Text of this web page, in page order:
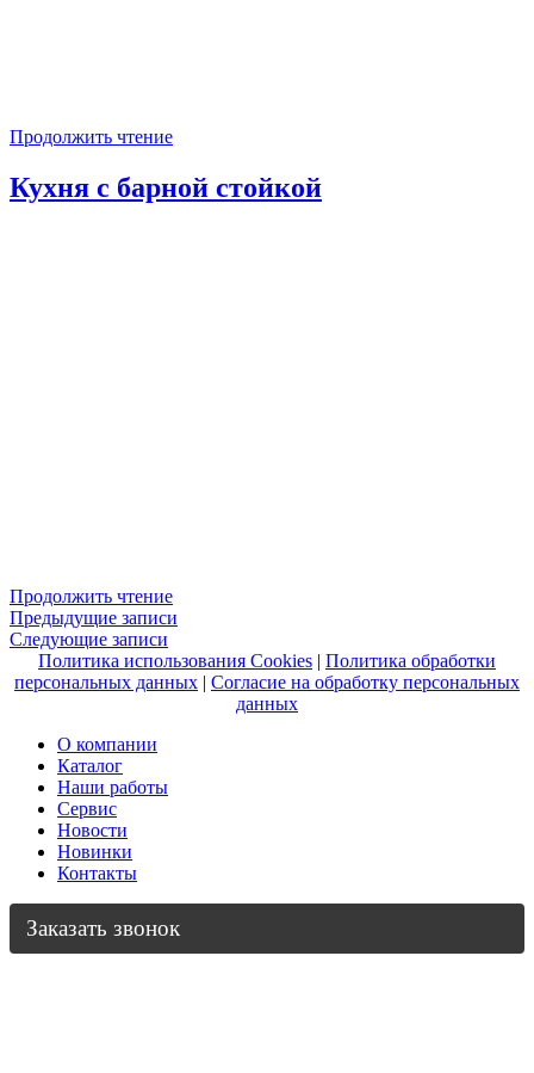
Продолжить чтение
Кухня с барной стойкой
Продолжить чтение
Навигация
по
записям
Предыдущие записи
Следующие записи
Политика использования Cookies | Политика обработки
персональных данных | Согласие на обработку персональных
данных
О компании
Каталог
Наши работы
Сервис
Новости
Новинки
Контакты
Заказать звонок